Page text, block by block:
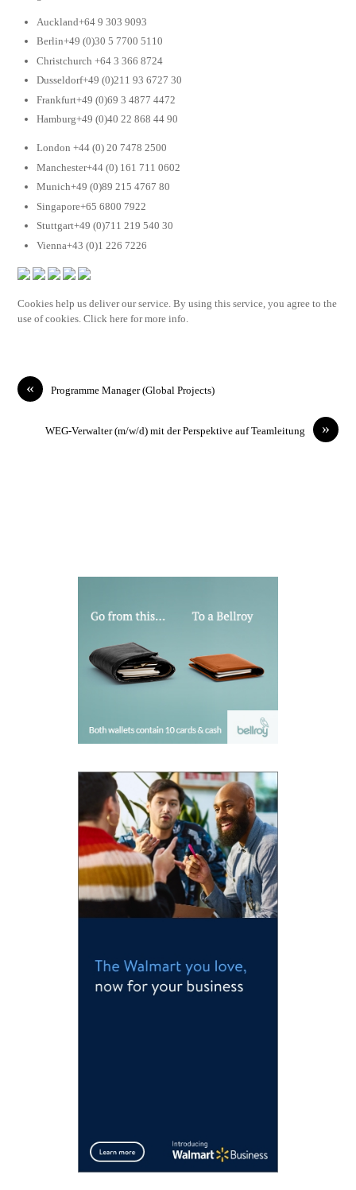
Auckland+64 9 303 9093
Berlin+49 (0)30 5 7700 5110
Christchurch +64 3 366 8724
Dusseldorf+49 (0)211 93 6727 30
Frankfurt+49 (0)69 3 4877 4472
Hamburg+49 (0)40 22 868 44 90
London +44 (0) 20 7478 2500
Manchester+44 (0) 161 711 0602
Munich+49 (0)89 215 4767 80
Singapore+65 6800 7922
Stuttgart+49 (0)711 219 540 30
Vienna+43 (0)1 226 7226
Cookies help us deliver our service. By using this service, you agree to the
use of cookies. Click here for more info.
« Programme Manager (Global Projects)
»
WEG-Verwalter (m/w/d) mit der Perspektive auf Teamleitung